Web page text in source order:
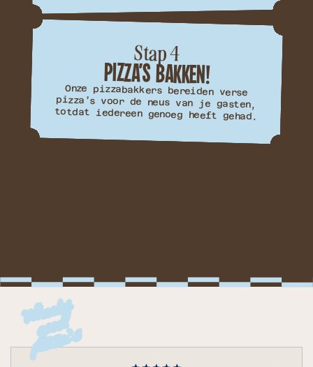
Stap 4
PIZZA’S BAKKEN!
Onze pizzabakkers bereiden verse
pizza’s voor de neus van je gasten,
totdat iedereen genoeg heeft gehad.
W
h
e
el
y
g
o
o
d
pizza's